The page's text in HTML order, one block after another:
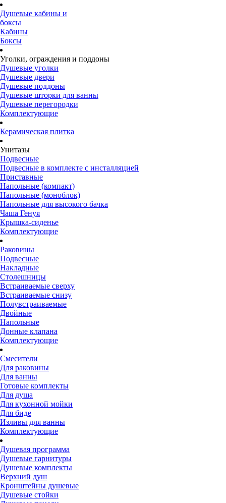
Душевые кабины и
боксы
Кабины
Боксы
Уголки, ограждения и поддоны
Душевые уголки
Душевые двери
Душевые поддоны
Душевые шторки для ванны
Душевые перегородки
Комплектующие
Керамическая плитка
Унитазы
Подвесные
Подвесные в комплекте с инсталляцией
Приставные
Напольные (компакт)
Напольные (моноблок)
Напольные для высокого бачка
Чаша Генуя
Крышка-сиденье
Комплектующие
Раковины
Подвесные
Накладные
Столешницы
Встраиваемые сверху
Встраиваемые снизу
Полувстраиваемые
Двойные
Напольные
Донные клапана
Комплектующие
Смесители
Для раковины
Для ванны
Готовые комплекты
Для душа
Для кухонной мойки
Для биде
Изливы для ванны
Комплектующие
Душевая программа
Душевые гарнитуры
Душевые комплекты
Верхний душ
Кронштейны душевые
Душевые стойки